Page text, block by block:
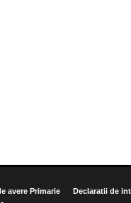
avere Primarie
Declaratii de